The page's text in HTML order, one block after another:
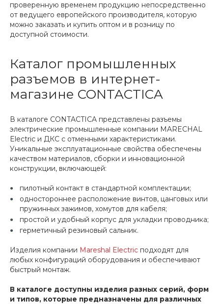
проверенную временем продукцию непосредственно
от ведущего европейского производителя, которую
можно заказать и купить оптом и в розницу по
доступной стоимости.
Каталог промышленных
разъемов в интернет-
магазине CONTACTICA
В каталоге CONTACTICA представлены разъемы
электрические промышленные компании MARECHAL
Electric и ДКС с отменными характеристиками.
Уникальные эксплуатационные свойства обеспечены
качеством материалов, сборки и инновационной
конструкции, включающей:
пилотный контакт в стандартной комплектации;
одностороннее расположение винтов, цанговых или
пружинных зажимов, хомутов для кабеля;
простой и удобный корпус для укладки проводника;
герметичный резиновый сальник.
Изделия компании Mareshal Electric подходят для
любых конфигураций оборудования и обеспечивают
быстрый монтаж.
В каталоге доступны изделия разных серий, форм
и типов, которые предназначены для различных